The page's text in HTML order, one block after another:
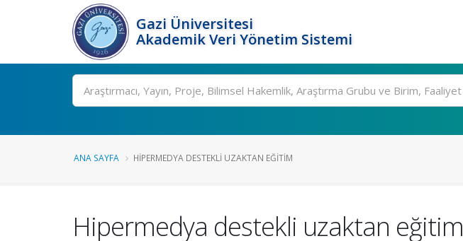
Gazi Üniversitesi
Akademik Veri Yönetim Sistemi
Ara
ANA SAYFA HIPERMEDYA DESTEKLI UZAKTAN EĞITIM
Hipermedya destekli uzaktan eğitim